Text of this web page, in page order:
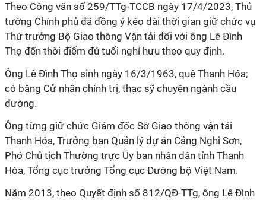
Theo Công văn số 259/TTg-TCCB ngày 17/4/2023, Thủ
tướng Chính phủ đã đồng ý kéo dài thời gian giữ chức vụ
Thứ trưởng Bộ Giao thông Vận tải đối với ông Lê Đình
Thọ đến thời điểm đủ tuổi nghỉ hưu theo quy định.
Ông Lê Đình Thọ sinh ngày 16/3/1963, quê Thanh Hóa;
có bằng Cử nhân chính trị, thạc sỹ chuyên ngành cầu
đường.
Ông từng giữ chức Giám đốc Sở Giao thông vận tải
Thanh Hóa, Trưởng ban Quản lý dự án Cảng Nghi Sơn,
Phó Chủ tịch Thường trực Ủy ban nhân dân tỉnh Thanh
Hóa, Tổng cục trưởng Tổng cục Đường bộ Việt Nam.
Năm 2013, theo Quyết định số 812/QĐ-TTg, ông Lê Đình